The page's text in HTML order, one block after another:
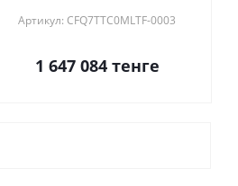
Артикул: CFQ7TTC0MLTF-0003
1 647 084тенге